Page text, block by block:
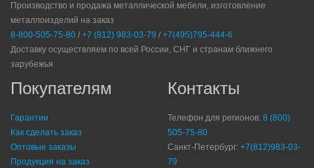
Производство и продажа металлической мебели, изготовление
металлоизделий на заказ
8-800-505-75-80 / +7 (812) 983-03-79 / +7(495)795-444-6
Доставку осуществляем по всей России, СНГ и странам ближнего
зарубежья
Покупателям
Гарантии
Как сделать заказ
Оптовые заказы
Продукция на заказ
Контакты
Телефон для регионов: 8 (800)
505-75-80
Санкт-Петербург: +7(812)983-03-
79